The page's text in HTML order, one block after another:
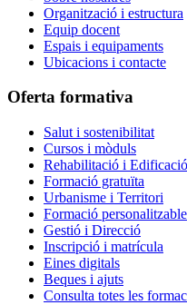
Organització i estructura
Equip docent
Espais i equipaments
Ubicacions i contacte
Oferta formativa
Salut i sostenibilitat
Cursos i mòduls
Rehabilitació i Edificació
Formació gratuïta
Urbanisme i Territori
Formació personalitzable
Gestió i Direcció
Inscripció i matrícula
Eines digitals
Beques i ajuts
Consulta totes les